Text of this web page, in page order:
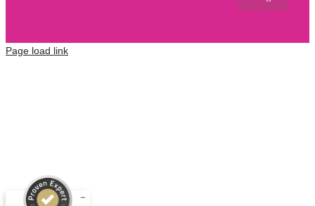
Page load link
4,66
/
5,00